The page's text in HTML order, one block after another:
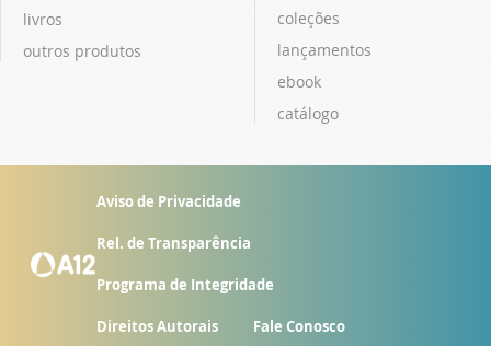
livros
outros produtos
coleções
lançamentos
ebook
catálogo
Aviso de Privacidade
Rel. de Transparência
Programa de Integridade
Direitos Autorais Fale Conosco